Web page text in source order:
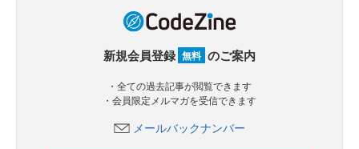
新規会員登録 無料 のご案内
・全ての過去記事が閲覧できます
・会員限定メルマガを受信できます
メールバックナンバー